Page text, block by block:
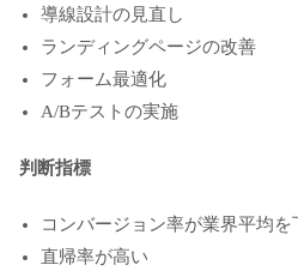
導線設計の見直し
ランディングページの改善
フォーム最適化
A/Bテストの実施
判断指標
コンバージョン率が業界平均を
直帰率が高い